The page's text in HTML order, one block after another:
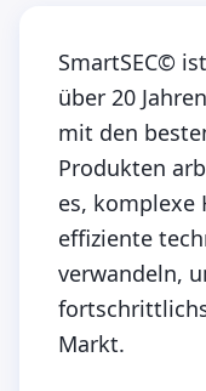
SmartSEC©
über 20
mit den
Produkten
es, komplexe
effiziente
verwandeln,
Markt.